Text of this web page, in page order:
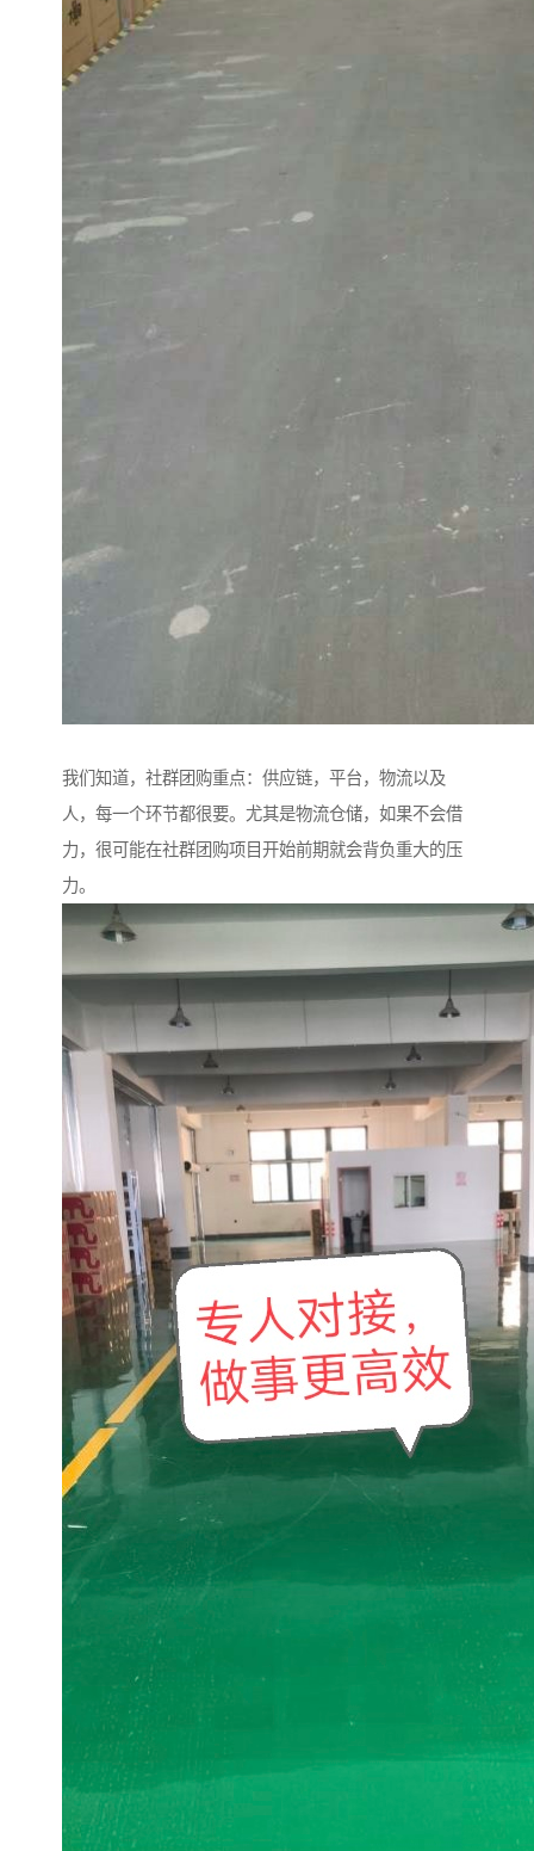
我们知道，社群团购重点：供应链，平台，物流以及
人，每一个环节都很要。尤其是物流仓储，如果不会借
力，很可能在社群团购项目开始前期就会背负重大的压
力。